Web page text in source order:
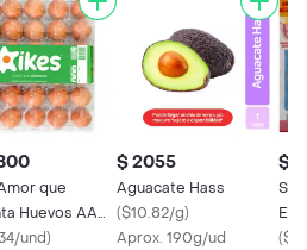
que
Huevos AA
und)
$ 2055
Aguacate Hass
($10.82/g)
Aprox. 190g/ud
$
(